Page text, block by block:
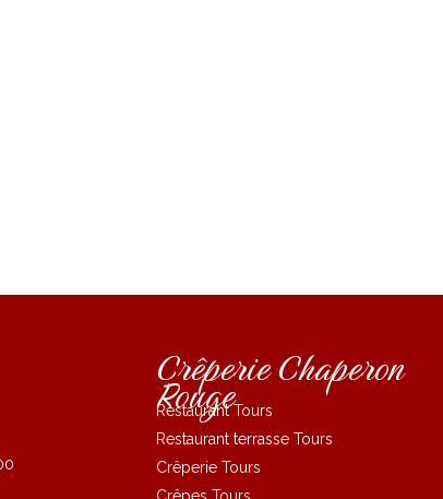
Crêperie Chaperon
Rouge
Restaurant Tours
Restaurant terrasse Tours
Crêperie Tours
Crêpes Tours